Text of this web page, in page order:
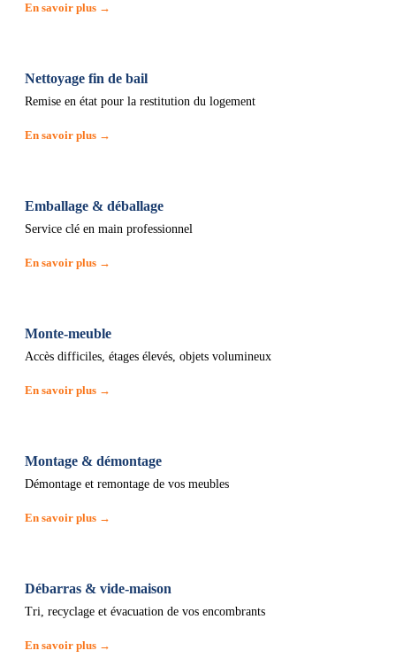
En savoir plus →
Nettoyage fin de bail
Remise en état pour la restitution du logement
En savoir plus →
Emballage & déballage
Service clé en main professionnel
En savoir plus →
Monte-meuble
Accès difficiles, étages élevés, objets volumineux
En savoir plus →
Montage & démontage
Démontage et remontage de vos meubles
En savoir plus →
Débarras & vide-maison
Tri, recyclage et évacuation de vos encombrants
En savoir plus →